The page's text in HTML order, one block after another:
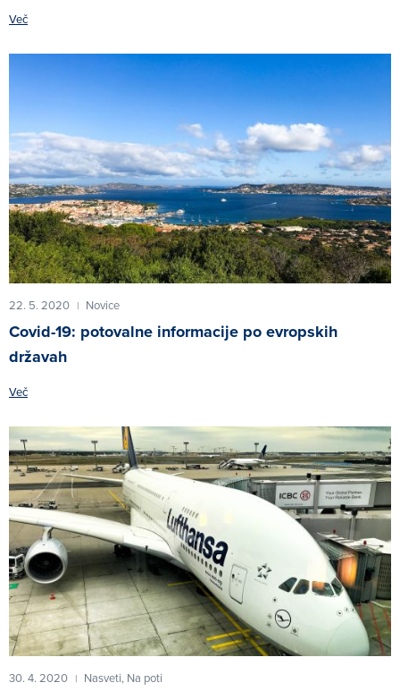
Več
22. 5. 2020 | Novice
Covid-19: potovalne informacije po evropskih
državah
Več
30. 4. 2020 | Nasveti, Na poti